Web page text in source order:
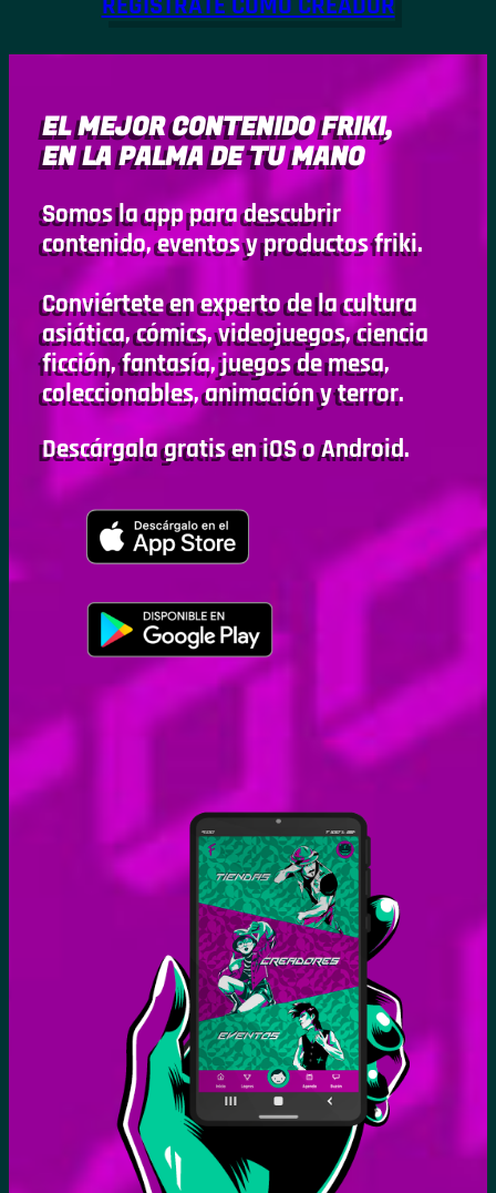
EL MEJOR CONTENIDO FRIKI,
EN LA PALMA DE TU MANO
Somos la app para descubrir
contenido, eventos y productos friki.
Conviértete en experto de la cultura
asiática, cómics, videojuegos, ciencia
ficción, fantasía, juegos de mesa,
coleccionables, animación y terror.
Descárgala gratis en iOS o Android.